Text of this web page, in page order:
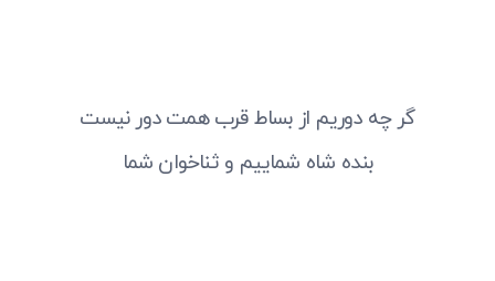
گر چه دوریم از بساط قرب همت دور نیست
بنده شاه شماییم و ثناخوان شما